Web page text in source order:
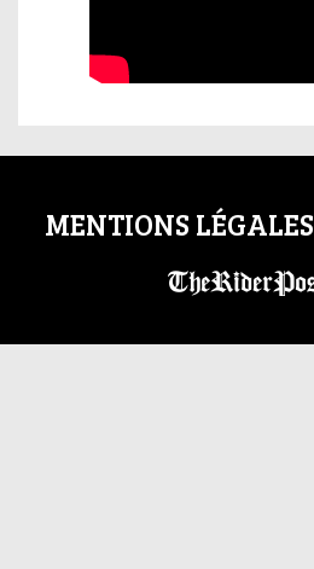
MENTIONS LÉGALES